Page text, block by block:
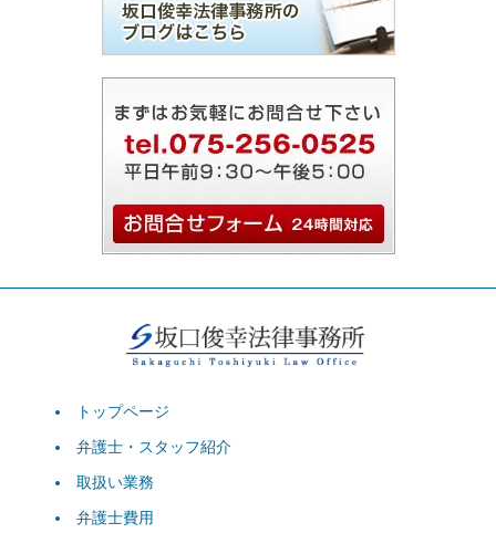
トップページ
弁護士・スタッフ紹介
取扱い業務
弁護士費用